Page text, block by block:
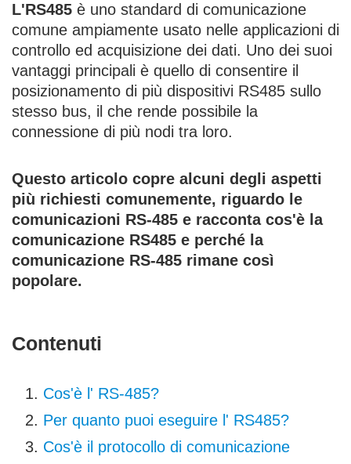
L'RS485 è uno standard di comunicazione
comune ampiamente usato nelle applicazioni di
controllo ed acquisizione dei dati. Uno dei suoi
vantaggi principali è quello di consentire il
posizionamento di più dispositivi RS485 sullo
stesso bus, il che rende possibile la
connessione di più nodi tra loro.
Questo articolo copre alcuni degli aspetti
più richiesti comunemente, riguardo le
comunicazioni RS-485 e racconta cos'è la
comunicazione RS485 e perché la
comunicazione RS-485 rimane così
popolare.
Contenuti
Cos'è l' RS-485?
Per quanto puoi eseguire l' RS485?
Cos'è il protocollo di comunicazione